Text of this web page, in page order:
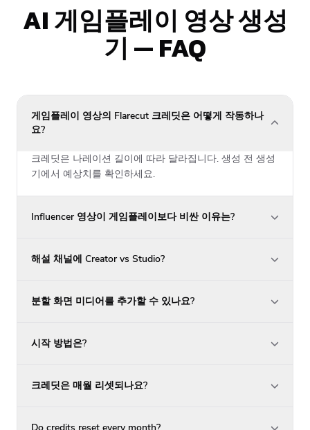
AI 게임플레이 영상 생성
기 — FAQ
게임플레이 영상의 Flarecut 크레딧은 어떻게 작동하나
요?
크레딧은 나레이션 길이에 따라 달라집니다. 생성 전 생성
기에서 예상치를 확인하세요.
Influencer 영상이 게임플레이보다 비싼 이유는?
해설 채널에 Creator vs Studio?
분할 화면 미디어를 추가할 수 있나요?
시작 방법은?
크레딧은 매월 리셋되나요?